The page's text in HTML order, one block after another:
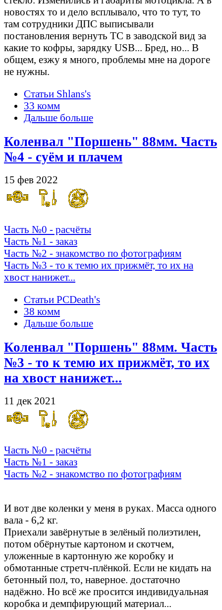
новостях то и дело всплывало, что то тут, то
там сотрудники ДПС выписывали
постановления вернуть ТС в заводской вид за
какие то кофры, зарядку USB... Бред, но... В
общем, езжу я много, проблемы мне на дороге
не нужны.
Статьи Shlans's
33 комм
Дальше больше
Коленвал "Поршень" 88мм. Часть
№4 - суём и плачем
15 фев 2022
Часть №0 - расчёты
Часть №1 - заказ
Часть №2 - знакомство по фотографиям
Часть №3 - то к темю их прижмёт, то их на
хвост нанижет...
Статьи PCDeath's
38 комм
Дальше больше
Коленвал "Поршень" 88мм. Часть
№3 - то к темю их прижмёт, то их
на хвост нанижет...
11 дек 2021
Часть №0 - расчёты
Часть №1 - заказ
Часть №2 - знакомство по фотографиям
И вот две коленки у меня в руках. Масса одного
вала - 6,2 кг.
Приехали завёрнутые в зелёный полиэтилен,
потом обёрнутые картоном и скотчем,
уложенные в картонную же коробку и
обмотанные стретч-плёнкой. Если не кидать на
бетонный пол, то, наверное. достаточно
надёжно. Но всё же просится индивидуальная
коробка и демпфирующий материал...